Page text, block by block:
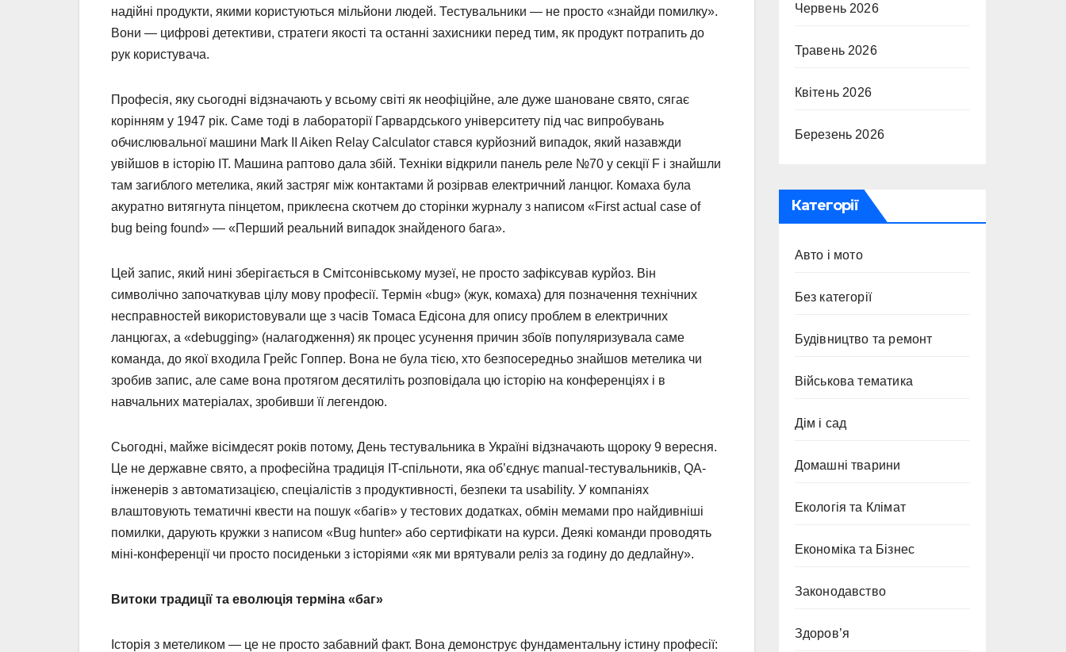
надійні продукти, якими користуються мільйони людей. Тестувальники — не просто «знайди помилку».
Вони — цифрові детективи, стратеги якості та останні захисники перед тим, як продукт потрапить до
рук користувача.
Професія, яку сьогодні відзначають у всьому світі як неофіційне, але дуже шановане свято, сягає
корінням у 1947 рік. Саме тоді в лабораторії Гарвардського університету під час випробувань
обчислювальної машини Mark II Aiken Relay Calculator стався курйозний випадок, який назавжди
увійшов в історію IT. Машина раптово дала збій. Техніки відкрили панель реле №70 у секції F і знайшли
там загиблого метелика, який застряг між контактами й розірвав електричний ланцюг. Комаха була
акуратно витягнута пінцетом, приклеєна скотчем до сторінки журналу з написом «First actual case of
bug being found» — «Перший реальний випадок знайденого бага».
Цей запис, який нині зберігається в Смітсонівському музеї, не просто зафіксував курйоз. Він
символічно започаткував цілу мову професії. Термін «bug» (жук, комаха) для позначення технічних
несправностей використовували ще з часів Томаса Едісона для опису проблем в електричних
ланцюгах, а «debugging» (налагодження) як процес усунення причин збоїв популяризувала саме
команда, до якої входила Грейс Гоппер. Вона не була тією, хто безпосередньо знайшов метелика чи
зробив запис, але саме вона протягом десятиліть розповідала цю історію на конференціях і в
навчальних матеріалах, зробивши її легендою.
Сьогодні, майже вісімдесят років потому, День тестувальника в Україні відзначають щороку 9 вересня.
Це не державне свято, а професійна традиція IT-спільноти, яка об’єднує manual-тестувальників, QA-
інженерів з автоматизацією, спеціалістів з продуктивності, безпеки та usability. У компаніях
влаштовують тематичні квести на пошук «багів» у тестових додатках, обмін мемами про найдивніші
помилки, дарують кружки з написом «Bug hunter» або сертифікати на курси. Деякі команди проводять
міні-конференції чи просто посиденьки з історіями «як ми врятували реліз за годину до дедлайну».
Витоки традиції та еволюція терміна «баг»
Історія з метеликом — це не просто забавний факт. Вона демонструє фундаментальну істину професії:
Червень 2026
Травень 2026
Квітень 2026
Березень 2026
Категорії
Авто і мото
Без категорії
Будівництво та ремонт
Військова тематика
Дім і сад
Домашні тварини
Екологія та Клімат
Економіка та Бізнес
Законодавство
Здоров’я